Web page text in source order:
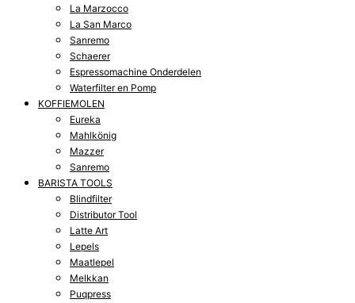
La Marzocco
La San Marco
Sanremo
Schaerer
Espressomachine Onderdelen
Waterfilter en Pomp
KOFFIEMOLEN
Eureka
Mahlkönig
Mazzer
Sanremo
BARISTA TOOLS
Blindfilter
Distributor Tool
Latte Art
Lepels
Maatlepel
Melkkan
Puqpress